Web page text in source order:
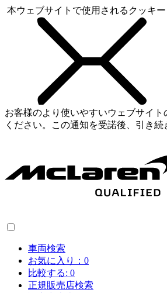
本ウェブサイトで使用されるクッキー
お客様のより使いやすいウェブサイ
ください。この通知を受諾後、引き
車両検索
お気に入り： 0
比較する: 0
正規販売店検索